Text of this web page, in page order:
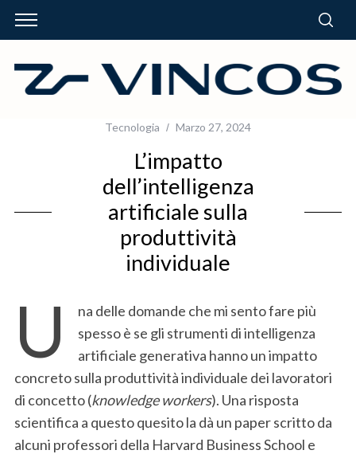
Tecnologia Marzo 27, 2024
L’impatto
dell’intelligenza
artificiale sulla
produttività
individuale
U
na delle domande che mi sento fare più
spesso è se gli strumenti di intelligenza
artificiale generativa hanno un impatto
concreto sulla produttività individuale dei lavoratori
di concetto (knowledge workers). Una risposta
scientifica a questo quesito la dà un paper scritto da
alcuni professori della Harvard Business School e